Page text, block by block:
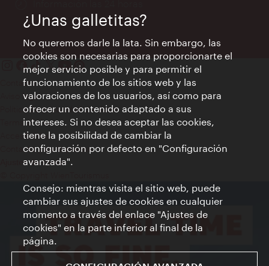
Contacto
Aviso legal
Política de privacidad de datos
Terms of Use
Accesibilidad
Contacto para la prensa
Ajustes de cookie
¿Unas galletitas?
No queremos darle la lata. Sin embargo, las
cookies son necesarias para proporcionarte el
mejor servicio posible y para permitir el
funcionamiento de los sitios web y las
valoraciones de los usuarios, así como para
ofrecer un contenido adaptado a sus
intereses. Si no desea aceptar las cookies,
tiene la posibilidad de cambiar la
configuración por defecto en "Configuración
avanzada".
Consejo: mientras visita el sitio web, puede
cambiar sus ajustes de cookies en cualquier
momento a través del enlace "Ajustes de
cookies" en la parte inferior al final de la
página.